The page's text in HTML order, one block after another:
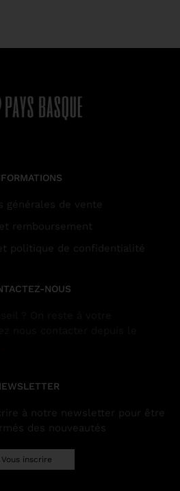
générales de vente
remboursement
politique de confidentialité
NOUS
à notre newsletter pour être
des nouveautés
Vous inscrire